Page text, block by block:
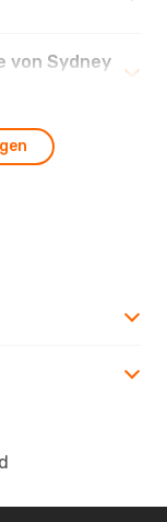
von Sydney